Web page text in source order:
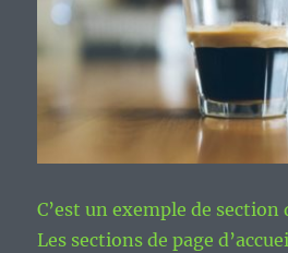
C’est un exemple de section
Les sections de page